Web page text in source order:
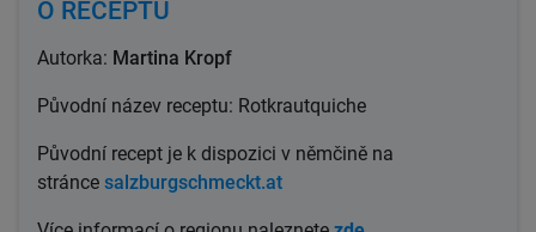
O RECEPTU
Autorka: Martina Kropf
Původní název receptu: Rotkrautquiche
Původní recept je k dispozici v němčině na
stránce salzburgschmeckt.at